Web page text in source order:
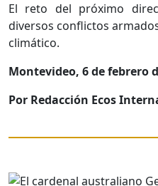
El reto del próximo
diversos conflictos
climático.
Montevideo, 6 de febrero
Por Redacción Ecos